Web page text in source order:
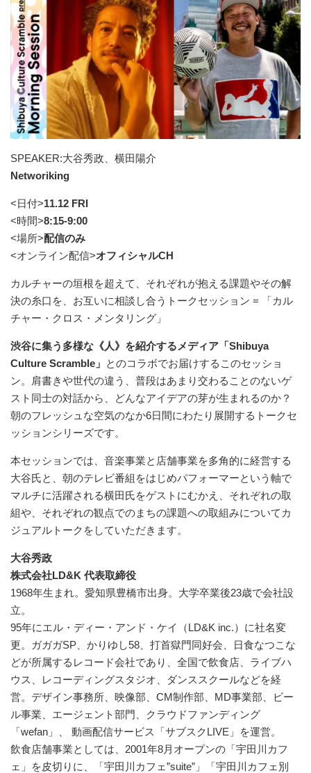
SPEAKER:大谷秀政、横田陽介
Networiking
<日付>11.12 FRI
<時間>8:15-9:00
<場所>配信のみ
<オンライン配信>オフィシャルCH
カルチャーの垣根を超えて、それぞれが抱える課題やその解
決の糸口を、お互いに相談し合うトークセッション = 「カル
チャー・クロス・メンタリング」
渋谷に集う多様な《人》を紹介するメディア「Shibuya
Culture Scramble」 とのコラボでお届けするこのセッショ
ン。肩書きや世代の違う、普段はあまり交わることのないゲ
スト同士の対話から、どんなアイデアの芽が生まれるのか？
朝のフレッシュな空気のなか6日間にわたり展開するトークセ
ッションシリーズです。
本セッションでは、音楽事業と店舗事業を多角的に経営する
大谷氏と、朝のテレビ番組をはじめパフォーマーという軸で
マルチに活躍される横田氏をゲストにむかえ、それぞれの取
組や、それぞれの観点でのまちの課題への取組みについてカ
ジュアルトークをしていただきます。
大谷秀政
株式会社LD&K 代表取締役
1968年生まれ。愛知県豊橋市出身。大学卒業後23歳で会社設
立。
95年にエル・ディー・アンド・ケイ（LD&K inc.）に社名変
更。ガガガSP、かりゆし58、打首獄門同好会、日食なつこな
どが所属するレコード会社であり、全国で飲食店、ライブハ
ウス、レコーディングスタジオ、ダンススクールなどを経
営。デザイン事務所、映像部、CM制作部、MD事業部、ビー
ル事業、エージェント部門、クラウドファンディング
「wefan」、 動画配信サービス「サブスクLIVE」を運営。
飲食店舗事業としては、2001年8月オープンの「宇田川カフ
ェ」を皮切りに、「宇田川カフェ”suite”」「宇田川カフェ別